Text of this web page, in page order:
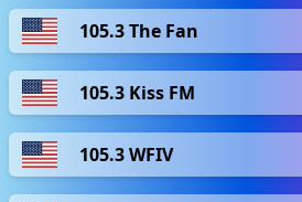
105.3 The Fan
105.3 Kiss FM
105.3 WFIV